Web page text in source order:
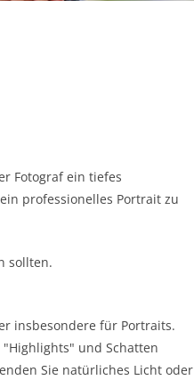
Fotograf ein tiefes
professionelles Portrait zu
sollten.
insbesondere für Portraits.
und Schatten
Sie natürliches Licht oder